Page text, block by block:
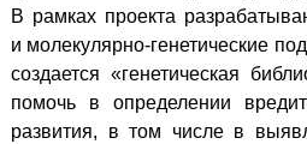
В рамках проекта
и молекулярно-генетические
создается «генетическая
помочь в определении
развития, в том числе в